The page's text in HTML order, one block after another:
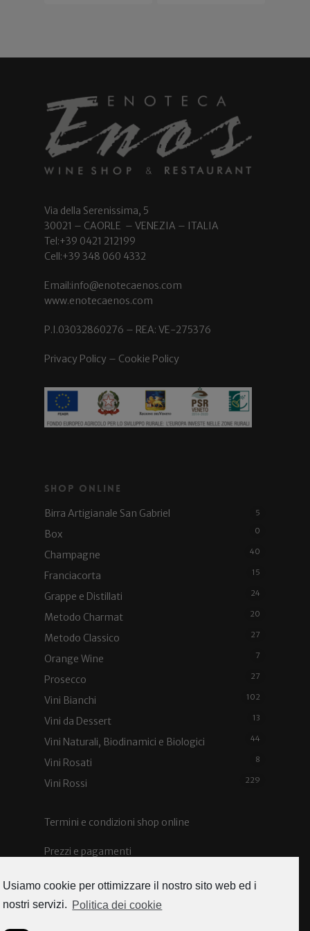
Via della Serenissima, 5
30021 – CAORLE – VENEZIA – ITALIA
Tel:+39 0421 212199
Cell:+39 348 060 4332
Email:info@enotecaenos.com
www.enotecaenos.com
P.I.03032860276 – REA: VE-275376
Privacy Policy – Cookie Policy
Shop Online
Birra Artigianale San Gabriel
5
Box 0
Champagne 40
Franciacorta 15
Grappe e Distillati 24
Metodo Charmat 20
Metodo Classico 27
Orange Wine 7
Prosecco 27
Vini Bianchi 102
Vini da Dessert 13
Vini Naturali, Biodinamici e Biologici 44
Vini Rosati 8
Vini Rossi 229
Termini e condizioni shop online
Prezzi e pagamenti
Spedizioni e costi
Usiamo cookie per ottimizzare il nostro sito web ed i
nostri servizi. Politica dei cookie